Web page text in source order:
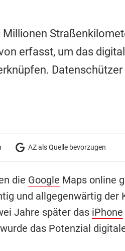
erfasst, um das
AZ als Quelle bevorzugen
die Google Maps online
und allgegenwärtig der
Jahre später das iPhone
das Potenzial